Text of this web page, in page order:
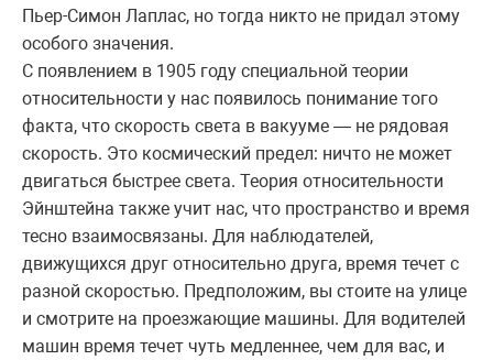
Пьер-Симон Лаплас, но тогда никто не придал этому
особого значения.
С появлением в 1905 году специальной теории
относительности у нас появилось понимание того
факта, что скорость света в вакууме — не рядовая
скорость. Это космический предел: ничто не может
двигаться быстрее света. Теория относительности
Эйнштейна также учит нас, что пространство и время
тесно взаимосвязаны. Для наблюдателей,
движущихся друг относительно друга, время течет с
разной скоростью. Предположим, вы стоите на улице
и смотрите на проезжающие машины. Для водителей
машин время течет чуть медленнее, чем для вас, и